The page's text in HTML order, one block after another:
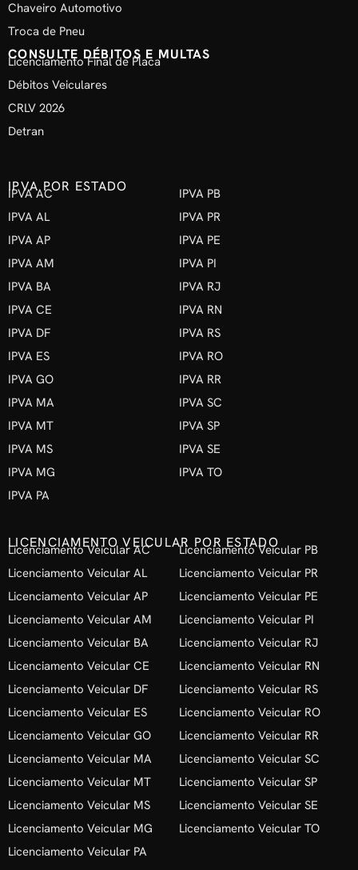
Chaveiro Automotivo
Troca de Pneu
CONSULTE DÉBITOS E MULTAS
Licenciamento Final de Placa
Débitos Veiculares
CRLV 2026
Detran
IPVA POR ESTADO
IPVA AC
IPVA AL
IPVA AP
IPVA AM
IPVA BA
IPVA CE
IPVA DF
IPVA ES
IPVA GO
IPVA MA
IPVA MT
IPVA MS
IPVA MG
IPVA PA
IPVA PB
IPVA PR
IPVA PE
IPVA PI
IPVA RJ
IPVA RN
IPVA RS
IPVA RO
IPVA RR
IPVA SC
IPVA SP
IPVA SE
IPVA TO
LICENCIAMENTO VEICULAR POR ESTADO
Licenciamento Veicular AC
Licenciamento Veicular AL
Licenciamento Veicular AP
Licenciamento Veicular AM
Licenciamento Veicular BA
Licenciamento Veicular CE
Licenciamento Veicular DF
Licenciamento Veicular ES
Licenciamento Veicular GO
Licenciamento Veicular MA
Licenciamento Veicular MT
Licenciamento Veicular MS
Licenciamento Veicular MG
Licenciamento Veicular PA
Licenciamento Veicular PB
Licenciamento Veicular PR
Licenciamento Veicular PE
Licenciamento Veicular PI
Licenciamento Veicular RJ
Licenciamento Veicular RN
Licenciamento Veicular RS
Licenciamento Veicular RO
Licenciamento Veicular RR
Licenciamento Veicular SC
Licenciamento Veicular SP
Licenciamento Veicular SE
Licenciamento Veicular TO